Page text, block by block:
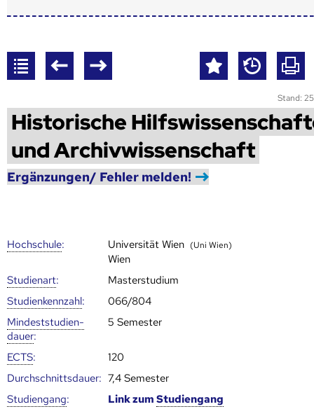
Stand:
Historische
und Archivwissenschaft
Ergänzungen/ Fehler melden!
Hoch­schule: Universität Wien (Uni Wien)
Wien
Studienart:
Masterstudium
Studien­kenn­zahl:
066/804
Mindest­studien­
dauer:
5 Semester
ECTS:
120
Durch­schnitts­dauer: 7,4 Semester
Studien­gang: Link zumStudien­gang